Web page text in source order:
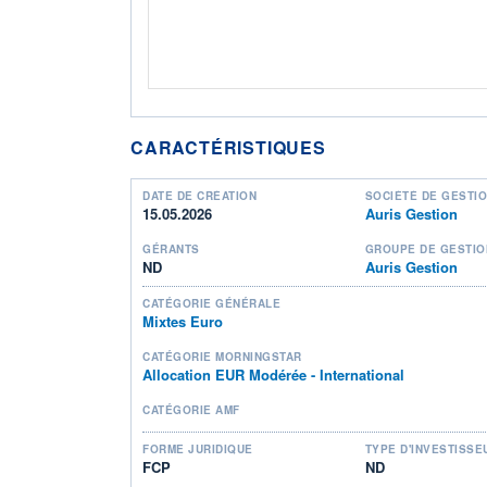
CARACTÉRISTIQUES
DATE DE CRÉATION
15.05.2026
SOCIÉTÉ DE
Auris Gestion
GÉRANTS
ND
GROUPE DE
Auris Gestion
CATÉGORIE GÉNÉRALE
Mixtes Euro
CATÉGORIE MORNINGSTAR
Allocation EUR Modérée - International
CATÉGORIE AMF
FORME JURIDIQUE
FCP
TYPE
ND